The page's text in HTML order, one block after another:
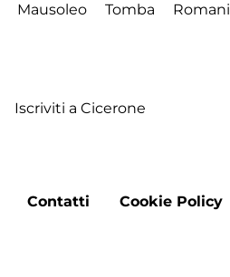
Mausoleo
Tomba Romani
Iscriviti a Cicerone
Footer
Contatti Cookie Policy